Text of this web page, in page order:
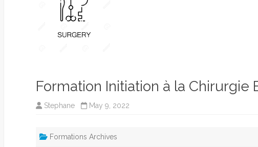
Formation Initiation à la Chirurgie
Stephane May 9, 2022
Formations Archives